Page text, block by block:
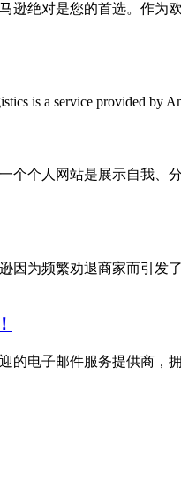
绝对是您的首选。作为
is a service provided by
个个人网站是展示自我
因为频繁劝退商家而引
的电子邮件服务提供商